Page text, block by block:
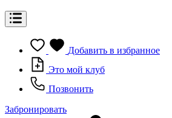
Добавить в избранное
Это мой клуб
Позвонить
Забронировать